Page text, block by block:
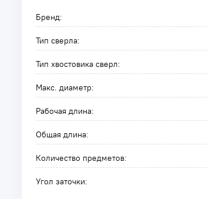
Бренд:
Тип сверла:
Тип хвостовика сверл:
Макс. диаметр:
Рабочая длина:
Общая длина:
Количество предметов:
Угол заточки: